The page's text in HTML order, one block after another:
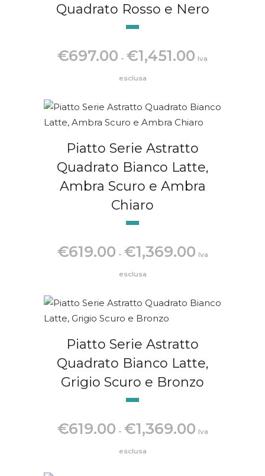
Quadrato Rosso e Nero
€697.00 - €1,451.00 di
€697.00
a
Iva
esclusa
Piatto Serie Astratto
Quadrato Bianco Latte,
Ambra Scuro e Ambra
Chiaro
€619.00 - €1,369.00di
€619.00
Iva
esclusa
Piatto Serie Astratto
Quadrato Bianco Latte,
Grigio Scuro e Bronzo
€619.00 - €1,369.00diIva
esclusa